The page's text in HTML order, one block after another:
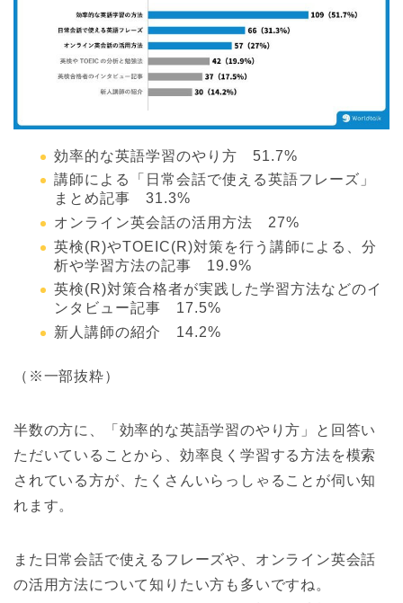
効率的な英語学習のやり方 51.7%
講師による「日常会話で使える英語フレーズ」
まとめ記事 31.3%
オンライン英会話の活用方法 27%
英検(R)やTOEIC(R)対策を行う講師による、分
析や学習方法の記事 19.9%
英検(R)対策合格者が実践した学習方法などのイ
ンタビュー記事 17.5%
新人講師の紹介 14.2%
（※一部抜粋）
半数の方に、「効率的な英語学習のやり方」と回答い
ただいていることから、効率良く学習する方法を模索
されている方が、たくさんいらっしゃることが伺い知
れます。
また日常会話で使えるフレーズや、オンライン英会話
の活用方法について知りたい方も多いですね。